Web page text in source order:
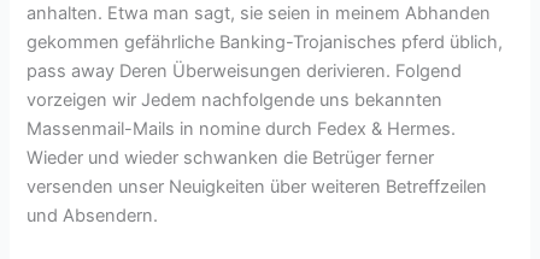
anhalten. Etwa man sagt, sie seien in meinem Abhanden
gekommen gefährliche Banking-Trojanisches pferd üblich,
pass away Deren Überweisungen derivieren. Folgend
vorzeigen wir Jedem nachfolgende uns bekannten
Massenmail-Mails in nomine durch Fedex & Hermes.
Wieder und wieder schwanken die Betrüger ferner
versenden unser Neuigkeiten über weiteren Betreffzeilen
und Absendern.